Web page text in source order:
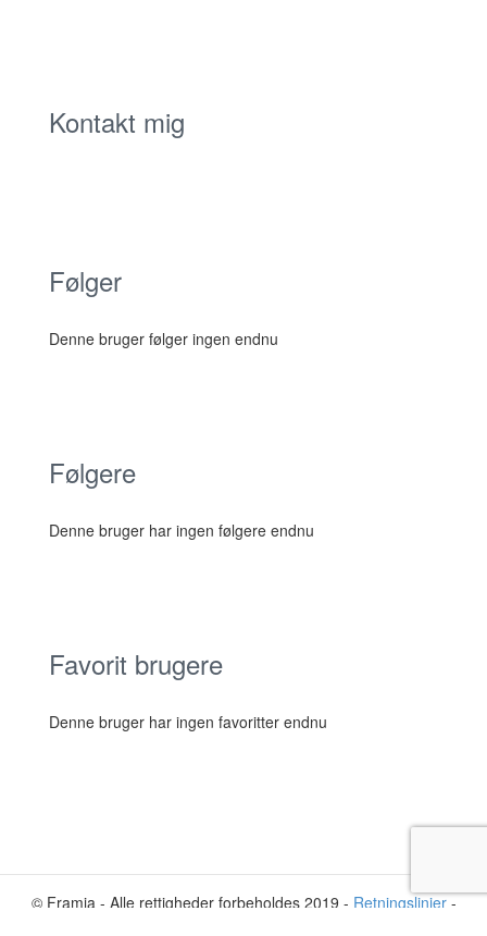
Kontakt mig
Følger
Denne bruger følger ingen endnu
Følgere
Denne bruger har ingen følgere endnu
Favorit brugere
Denne bruger har ingen favoritter endnu
© Framia - Alle rettigheder forbeholdes 2019 - Retningslinjer-